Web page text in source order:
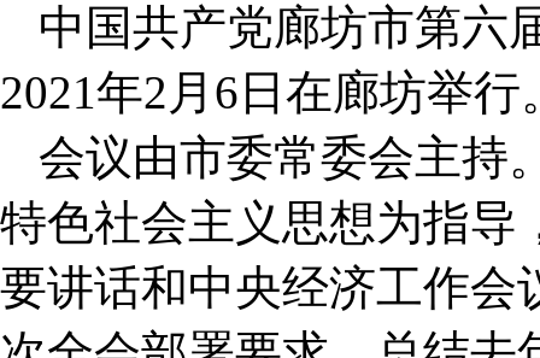
中国共产党廊坊市第六
2021年2月6日在廊坊举行
会议由市委常委会主持
特色社会主义思想为指导
要讲话和中央经济工作会